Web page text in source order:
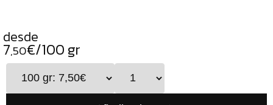
INFUSIONES
LEGUMBRES
SEMILLAS
desde
7,50€/100 gr